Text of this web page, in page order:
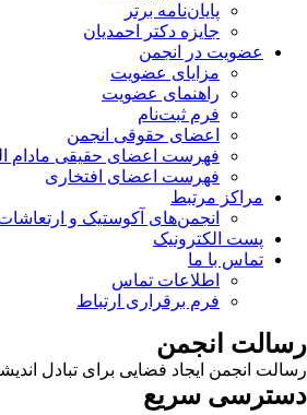
پایان‌نامه برتر
جایزه دکتر احمدیان
عضویت در انجمن
مزایای عضویت
راهنمای عضویت
فرم ثبت‌نام
اعضای حقوقی انجمن
فهرست اعضای حقیقی مادام‌
فهرست اعضای افتخاری
مراکز مرتبط
انجمن‌های آکوستیک و
پست الکترونیک
تماس با ما
اطلاعات تماس
فرم برقراری ارتباط
رسالت انجمن
رسالت انجمن ایجاد فضایی برای تبادل
دسترسی سریع